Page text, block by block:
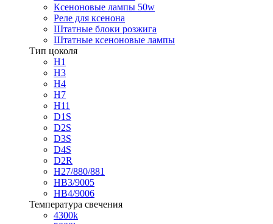
Ксеноновые лампы 50w
Реле для ксенона
Штатные блоки розжига
Штатные ксеноновые лампы
Тип цоколя
H1
H3
H4
H7
H11
D1S
D2S
D3S
D4S
D2R
H27/880/881
HB3/9005
HB4/9006
Температура свечения
4300k